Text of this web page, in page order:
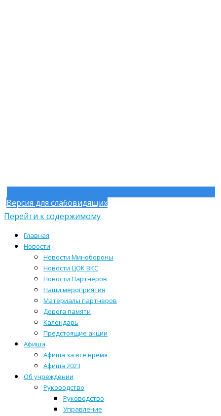
Версия для слабовидящих
Перейти к содержимому
Главная
Новости
Новости Минобороны
Новости ЦОК ВКС
Новости Партнеров
Наши мероприятия
Материалы партнеров
Дорога памяти
Календарь
Предстоящие акции
Афиша
Афиша за все время
Афиша 2023
Об учреждении
Руководство
Руководство
Управление